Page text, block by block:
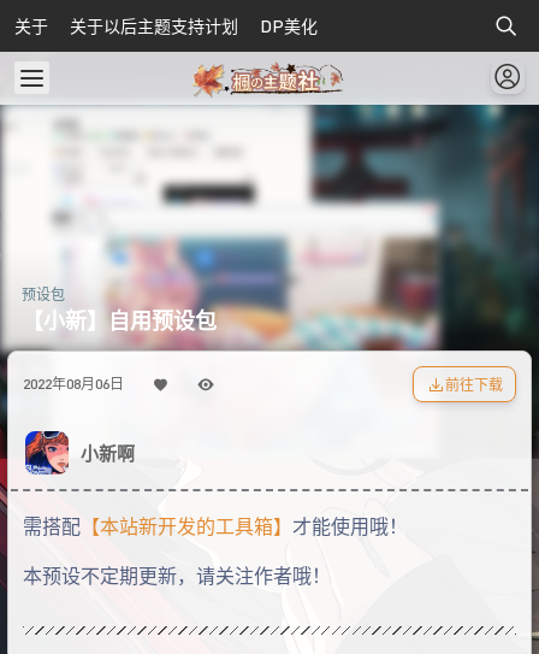
关于 关于以后主题支持计划 DP美化
预设包
【小新】自用预设包
2022年08月06日 前往下载
小新啊
需搭配 【本站新开发的工具箱】 才能使用哦！
本预设不定期更新，请关注作者哦！